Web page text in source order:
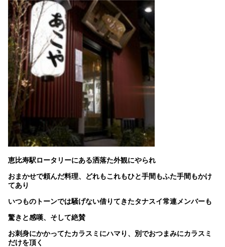
恵比寿駅ロータリーにある洒落た外観にやられ
おまかせで頼んだ料理、どれもこれもひと手間もふた手間もかけ
てあり
いつものトーンでは騒げない借りてきたタナスイ常連メンバーも
驚きと感嘆、そして絶賛
お刺身にかかってたカラスミにハマり、別でおつまみにカラスミ
だけを頂く